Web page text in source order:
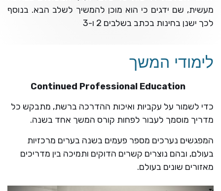
מעשית, שם ידגים כי הוא מוכן להמשיך לשלב הבא. בנוסף
לכך ישנן בחינות בכתב בשלבים 2 ו-3
לימודי המשך
Continued Professional Education
כדי לשמור על עקביות ואיכות ההדרכה ברשת, מתבקש כל
מדריך מוסמך לעבור לפחות קורס המשך אחד בשנה.
המפגשים נערכים מספר פעמים בשנה בערים מרכזיות
בעולם, ובהם נוצרים קשרים הדוקים ותמיכה בין מדריכים
מאזורים שונים בעולם.